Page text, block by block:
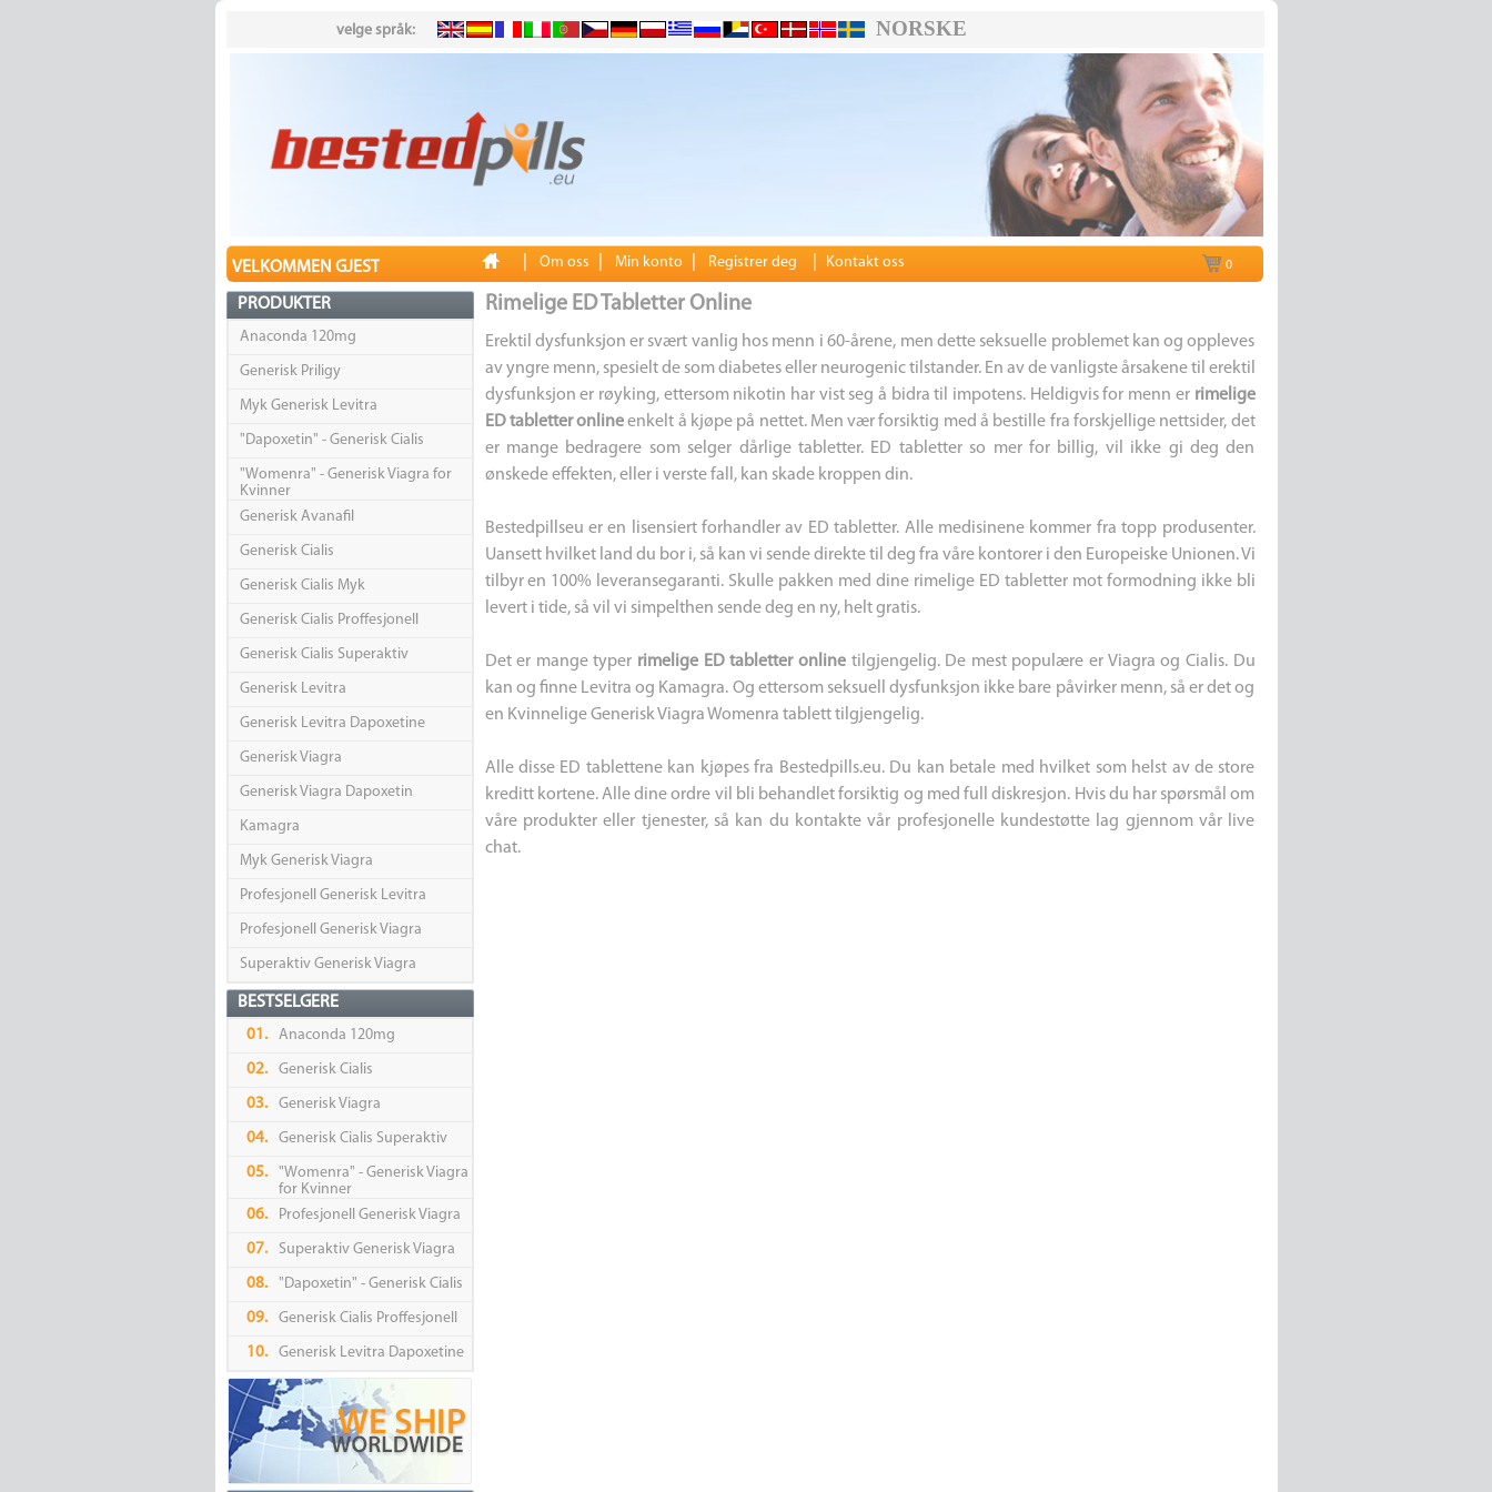
velge språk: NORSKE
VELKOMMEN GJEST Om oss Min konto Registrer deg Kontakt oss 0
PRODUKTER
Anaconda 120mg
Generisk Priligy
Myk Generisk Levitra
"Dapoxetin" - Generisk Cialis
"Womenra" - Generisk Viagra for
Kvinner
Generisk Avanafil
Generisk Cialis
Generisk Cialis Myk
Generisk Cialis Proffesjonell
Generisk Cialis Superaktiv
Generisk Levitra
Generisk Levitra Dapoxetine
Generisk Viagra
Generisk Viagra Dapoxetin
Kamagra
Myk Generisk Viagra
Profesjonell Generisk Levitra
Profesjonell Generisk Viagra
Superaktiv Generisk Viagra
BESTSELGERE
01. Anaconda 120mg
02. Generisk Cialis
03. Generisk Viagra
04. Generisk Cialis Superaktiv
05.
"Womenra" - Generisk Viagra
for Kvinner
06.
Profesjonell Generisk Viagra
07. Superaktiv Generisk Viagra
08. "Dapoxetin" - Generisk Cialis
09. Generisk Cialis Proffesjonell
10. Generisk Levitra Dapoxetine
Rimelige ED Tabletter Online
Erektil dysfunksjon er svært vanlig hos menn i 60-årene, men dette seksuelle problemet kan og oppleves
av yngre menn, spesielt de som diabetes eller neurogenic tilstander. En av de vanligste årsakene til erektil
dysfunksjon er røyking, ettersom nikotin har vist seg å bidra til impotens. Heldigvis for menn er rimelige
ED tabletter onlineenkelt å kjøpe på nettet. Men vær forsiktig med å bestille fra forskjellige nettsider, det
er mange bedragere som selger dårlige tabletter. ED tabletter so mer for billig, vil ikke gi deg den
ønskede effekten, eller i verste fall, kan skade kroppen din.
Bestedpillseu er en lisensiert forhandler av ED tabletter. Alle medisinene kommer fra topp produsenter.
Uansett hvilket land du bor i, så kan vi sende direkte til deg fra våre kontorer i den Europeiske Unionen. Vi
tilbyr en 100% leveransegaranti. Skulle pakken med dine rimelige ED tabletter mot formodning ikke bli
levert i tide, så vil vi simpelthen sende deg en ny, helt gratis.
Det er mange typer rimelige ED tabletter online tilgjengelig. De mest populære er Viagra og Cialis. Du
kan og finne Levitra og Kamagra. Og ettersom seksuell dysfunksjon ikke bare påvirker menn, så er det og
en Kvinnelige Generisk Viagra Womenra tablett tilgjengelig.
Alle disse ED tablettene kan kjøpes fra Bestedpills.eu. Du kan betale med hvilket som helst av de store
kreditt kortene. Alle dine ordre vil bli behandlet forsiktig og med full diskresjon. Hvis du har spørsmål om
våre produkter eller tjenester, så kan du kontakte vår profesjonelle kundestøtte lag gjennom vår live
chat.